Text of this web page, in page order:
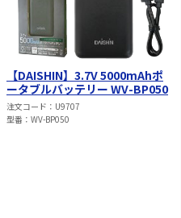
【DAISHIN】3.7V 5000mAhポ
ータブルバッテリー WV-BP050
注文コード
U9707
型番
WV-BP050